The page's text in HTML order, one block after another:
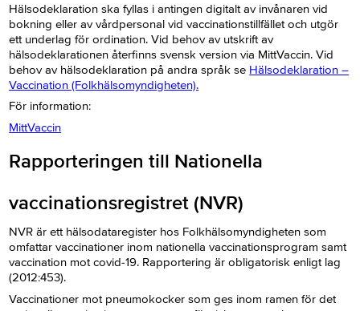
Hälsodeklaration ska fyllas i antingen digitalt av invånaren vid
bokning eller av vårdpersonal vid vaccinationstillfället och utgör
ett underlag för ordination. Vid behov av utskrift av
hälsodeklarationen återfinns svensk version via MittVaccin. Vid
behov av hälsodeklaration på andra språk se Hälsodeklaration –
Vaccination (Folkhälsomyndigheten).
För information:
MittVaccin
Rapporteringen till Nationella
vaccinationsregistret (NVR)
NVR är ett hälsodataregister hos Folkhälsomyndigheten som
omfattar vaccinationer inom nationella vaccinationsprogram samt
vaccination mot covid-19. Rapportering är obligatorisk enligt lag
(2012:453).
Vaccinationer mot pneumokocker som ges inom ramen för det